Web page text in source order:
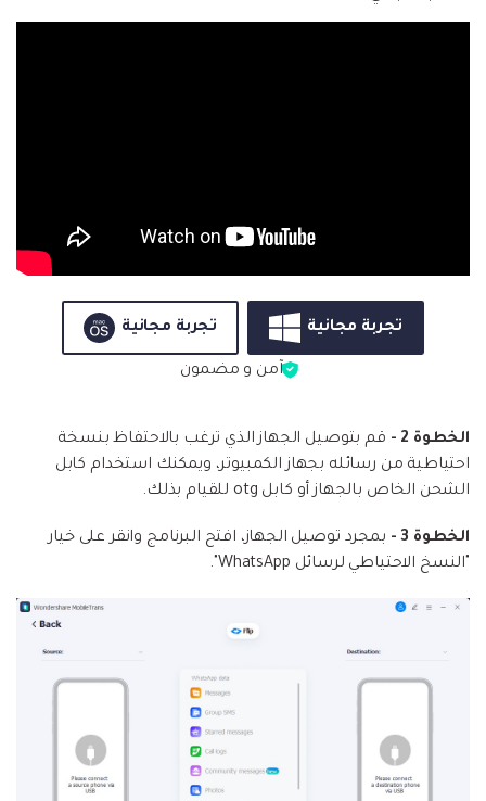
تجربة مجانية تجربة مجانية
آمن و مضمون
الخطوة 2 -
قم بتوصيل الجهاز الذي ترغب بالاحتفاظ بنسخة
احتياطية من رسائله بجهاز الكمبيوتر، ويمكنك استخدام كابل
الشحن الخاص بالجهاز أو كابل otg للقيام بذلك.
الخطوة 3 -
بمجرد توصيل الجهاز، افتح البرنامج وانقر على خيار
"النسخ الاحتياطي لرسائل WhatsApp".